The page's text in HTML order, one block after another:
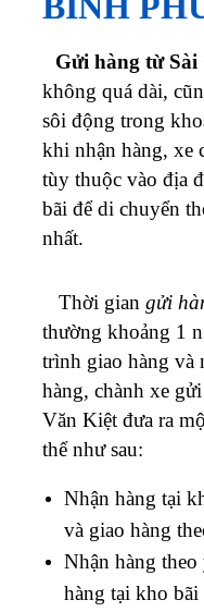
Gửi hàng từ
không quá dài,
sôi động trong
khi nhận hàng, xe
tùy thuộc vào địa
bãi để di chuyển
nhất.
Thời gian gửi
thường khoảng 1
trình giao hàng và
hàng, chành xe
Văn Kiệt đưa ra
thể như sau:
Nhận hàng tại
và giao hàng
Nhận hàng theo
hàng tại kho bãi